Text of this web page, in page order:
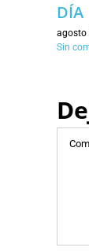
DÍA
agosto
Sin